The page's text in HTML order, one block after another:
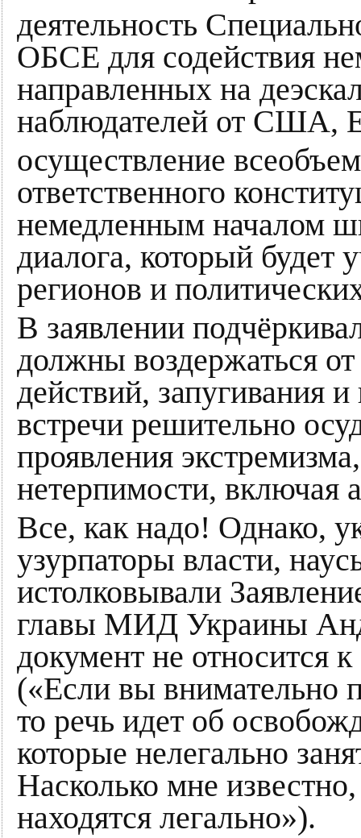
деятельность
ОБСЕ для содействия
направленных на
наблюдателей от США,
осуществление
ответственного
немедленным началом
диалога, который будет
регионов и
В заявлении
должны воздержаться
действий, запугивания
встречи решительно
проявления
нетерпимости, включая
Все, как надо! Однако,
узурпаторы власти,
истолковывали
главы МИД Украины
документ не относится
(«Если вы внимательно
то речь идет об
которые нелегально
Насколько мне
находятся легально»).